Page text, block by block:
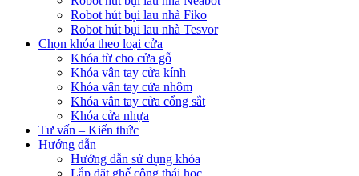
Robot hút bụi lau nhà Fiko
Robot hút bụi lau nhà Tesvor
Chọn khóa theo loại cửa
Khóa từ cho cửa gỗ
Khóa vân tay cửa kính
Khóa vân tay cửa nhôm
Khóa vân tay cửa cổng sắt
Khóa cửa nhựa
Tư vấn – Kiến thức
Hướng dẫn
Hướng dẫn sử dụng khóa
Lắp đặt ghế công thái học